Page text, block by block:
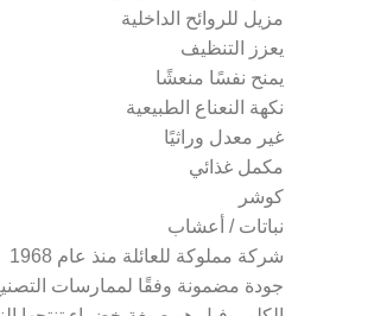
مزيل للروائح الداخلية
يعزز التنظيف
يمنح نفسًا منعشًا
نكهة النعناع الطبيعية
غير معدل وراثيًا
مكمل غذائي
كوشر
نباتات / أعشاب
شركة مملوكة للعائلة منذ عام 1968
جودة مضمونة وفقًا لممارسات